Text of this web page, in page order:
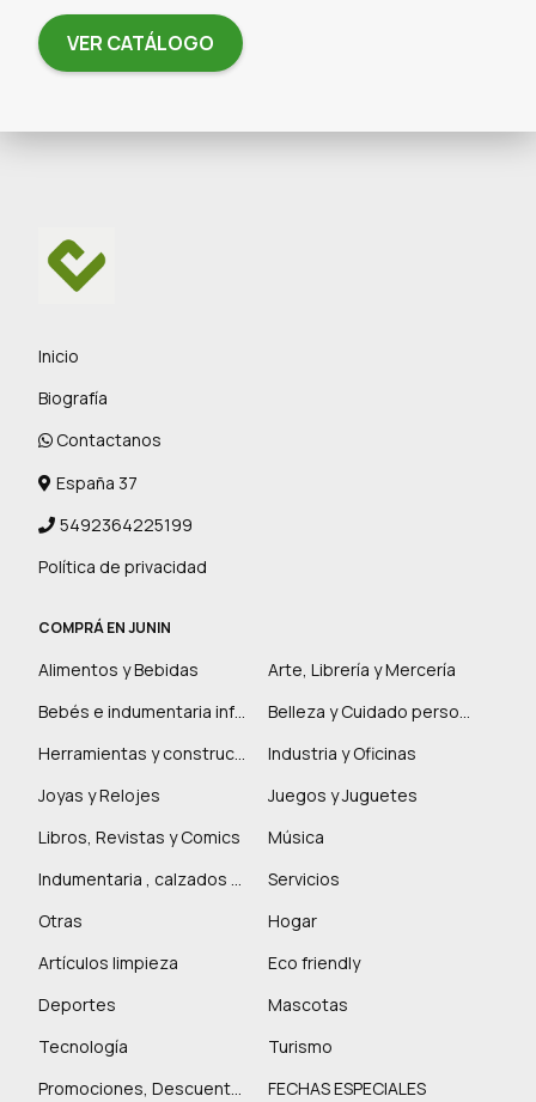
VER CATÁLOGO
Inicio
Biografía
Contactanos
España 37
5492364225199
Política de privacidad
COMPRÁ EN JUNIN
Alimentos y Bebidas
Arte, Librería y Mercería
Bebés e indumentaria infantil
Belleza y Cuidado personal
Herramientas y construcción
Industria y Oficinas
Joyas y Relojes
Juegos y Juguetes
Libros, Revistas y Comics
Música
Indumentaria , calzados y marroquinería
Servicios
Otras
Hogar
Artículos limpieza
Eco friendly
Deportes
Mascotas
Tecnología
Turismo
Promociones, Descuentos y más
FECHAS ESPECIALES